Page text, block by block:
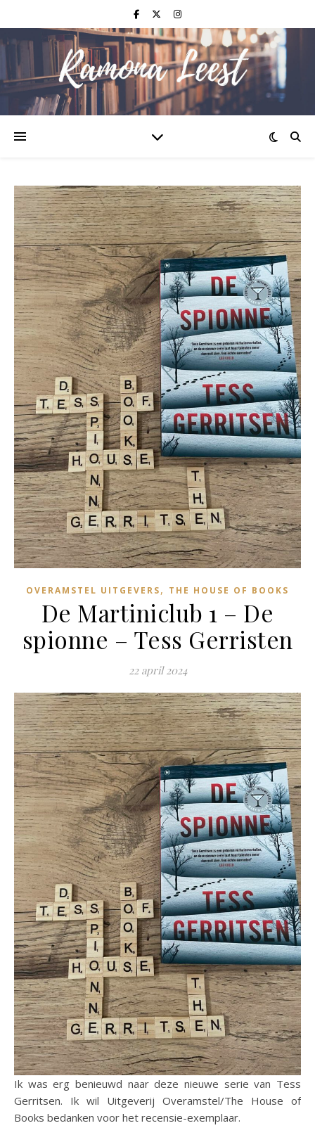
OVERAMSTEL UITGEVERS, THE HOUSE OF BOOKS
De Martiniclub 1 – De
spionne – Tess Gerristen
22 april 2024
Ik was erg benieuwd naar deze nieuwe serie van Tess
Gerritsen. Ik wil Uitgeverij Overamstel/The House of
Books bedanken voor het recensie-exemplaar.